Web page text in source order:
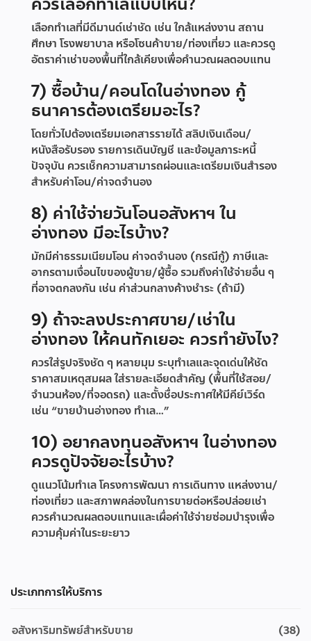
เลือกทำเลที่มีดีมานด์เช่าชัด เช่น ใกล้แหล่งงาน สถาน
ศึกษา โรงพยาบาล หรือโซนค้าขาย/ท่องเที่ยว และควรดู
อัตราค่าเช่าของพื้นที่ใกล้เคียงเพื่อคำนวณผลตอบแทน
7) ซื้อบ้าน/คอนโดในอ่างทอง กู้
ธนาคารต้องเตรียมอะไร?
โดยทั่วไปต้องเตรียมเอกสารรายได้ สลิปเงินเดือน/
หนังสือรับรอง รายการเดินบัญชี และข้อมูลภาระหนี้
ปัจจุบัน ควรเช็กความสามารถผ่อนและเตรียมเงินสำรอง
สำหรับค่าโอน/ค่าจดจำนอง
8) ค่าใช้จ่ายวันโอนอสังหาฯ ใน
อ่างทอง มีอะไรบ้าง?
มักมีค่าธรรมเนียมโอน ค่าจดจำนอง (กรณีกู้) ภาษีและ
อากรตามเงื่อนไขของผู้ขาย/ผู้ซื้อ รวมถึงค่าใช้จ่ายอื่น ๆ
ที่อาจตกลงกัน เช่น ค่าส่วนกลางค้างชำระ (ถ้ามี)
9) ถ้าจะลงประกาศขาย/เช่าใน
อ่างทอง ให้คนทักเยอะ ควรทำยังไง?
ควรใส่รูปจริงชัด ๆ หลายมุม ระบุทำเลและจุดเด่นให้ชัด
ราคาสมเหตุสมผล ใส่รายละเอียดสำคัญ (พื้นที่ใช้สอย/
จำนวนห้อง/ที่จอดรถ) และตั้งชื่อประกาศให้มีคีย์เวิร์ด
เช่น “ขายบ้านอ่างทอง ทำเล…”
10) อยากลงทุนอสังหาฯ ในอ่างทอง
ควรดูปัจจัยอะไรบ้าง?
ดูแนวโน้มทำเล โครงการพัฒนา การเดินทาง แหล่งงาน/
ท่องเที่ยว และสภาพคล่องในการขายต่อหรือปล่อยเช่า
ควรคำนวณผลตอบแทนและเผื่อค่าใช้จ่ายซ่อมบำรุงเพื่อ
ความคุ้มค่าในระยะยาว
ประเภทการให้บริการ
อสังหาริมทรัพย์สำหรับขาย
(38)